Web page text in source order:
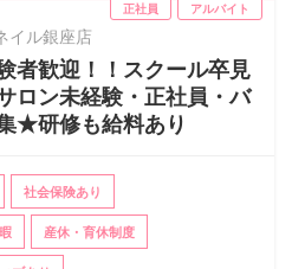
正社員 アルバイト
イル銀座店
者歓迎！！スクール卒見
ロン未経験・正社員・バ
★研修も給料あり
社会保険あり
産休・育休制度